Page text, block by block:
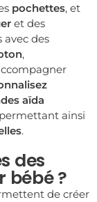
pochettes, et
et des
avec des
,
aïda
ainsi
.
des
bébé ?
de créer